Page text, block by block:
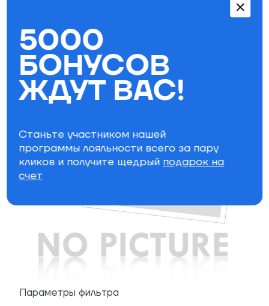
Параметры фильтра
5000
БОНУСОВ
ЖДУТ ВАС!
Станьте участником нашей
программы лояльности всего за пару
кликов и получите щедрый подарок на
счет